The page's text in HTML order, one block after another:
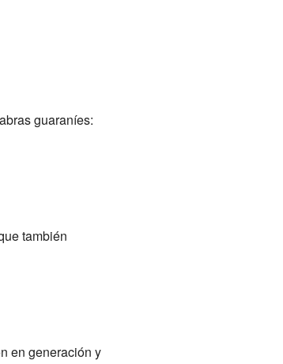
guaraníes:
también
en generación y